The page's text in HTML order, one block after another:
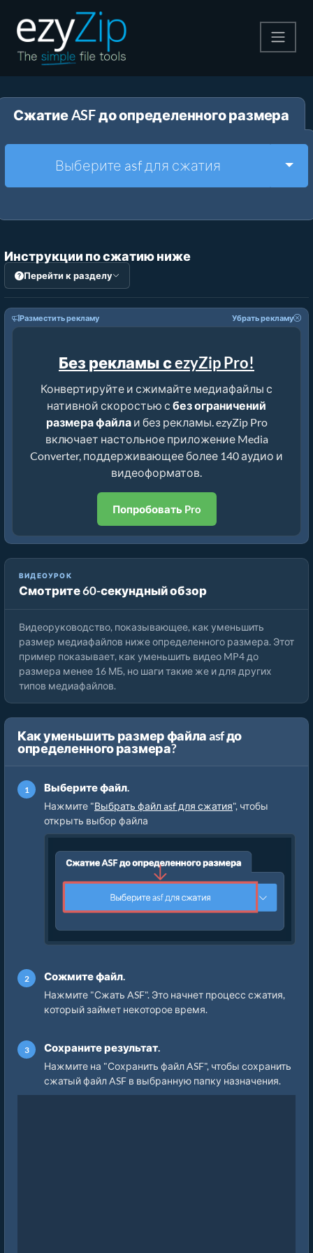
Pаспаковывайте
Другие инструменты
Сжатие ASF до определенного размера
Выберите asf для сжатия
Инструкции по сжатию ниже
Перейти к разделу
Разместить рекламу Убрать рекламу
Без рекламы с ezyZip Pro!
Конвертируйте и сжимайте медиафайлы с
нативной скоростью с без ограничений
размера файлаи без рекламы. ezyZip Pro
включает настольное приложение Media
Converter, поддерживающее более 140 аудио и
видеоформатов.
Попробовать Pro
ВИДЕОУРОК
Смотрите 60-секундный обзор
Как уменьшить MP4 до 16 МБ (Простое руководство)
Видеоруководство, показывающее, как уменьшить
размер медиафайлов ниже определенного размера. Этот
пример показывает, как уменьшить видео MP4 до
размера менее 16 МБ, но шаги такие же и для других
типов медиафайлов.
Как уменьшить размер файла asf до
определенного размера?
Выберите файл.
Нажмите "Выбрать файл asf для сжатия", чтобы
открыть выбор файла
Сожмите файл.
Нажмите "Сжать ASF". Это начнет процесс сжатия,
который займет некоторое время.
Сохраните результат.
Нажмите на "Сохранить файл ASF", чтобы сохранить
сжатый файл ASF в выбранную папку назначения.